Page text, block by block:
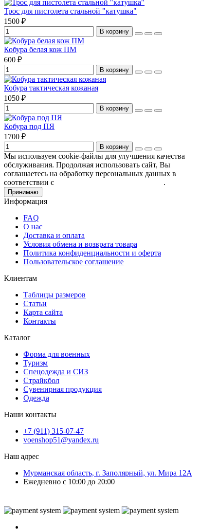
Трос для пистолета стальной "катушка"
1500 ₽
В корзину
Кобура белая кож ПМ
600 ₽
В корзину
Кобура тактическая кожаная
1050 ₽
В корзину
Кобура под ПЯ
1700 ₽
В корзину
Мы используем cookie-файлы для улучшения качества
обслуживания. Продолжая использовать сайт, Вы
соглашаетесь на обработку персональных данных в
соответствии с
.
Принимаю
Информация
FAQ
О нас
Доставка и оплата
Условия обмена и возврата товара
Политика конфиденциальности и оферта
Пользовательское соглашение
Клиентам
Таблицы размеров
Статьи
Карта сайта
Контакты
Каталог
Форма для военных
Туризм
Спецодежда и СИЗ
Страйкбол
Сувенирная продукция
Одежда
Наши контакты
+7 (911) 315-07-47
voenshop51@yandex.ru
Наш адрес
Мурманская область, г. Заполярный, ул. Мира 12А
Ежедневно с 10:00 до 20:00